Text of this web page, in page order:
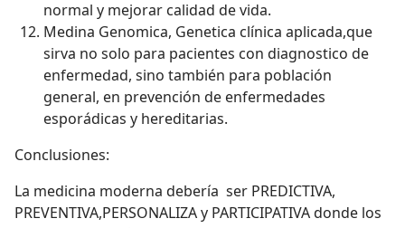
normal y mejorar calidad de vida.
Medina Genomica, Genetica clínica aplicada,que
sirva no solo para pacientes con diagnostico de
enfermedad, sino también para población
general, en prevención de enfermedades
esporádicas y hereditarias.
Conclusiones:
La medicina moderna debería ser PREDICTIVA,
PREVENTIVA,PERSONALIZA y PARTICIPATIVA donde los